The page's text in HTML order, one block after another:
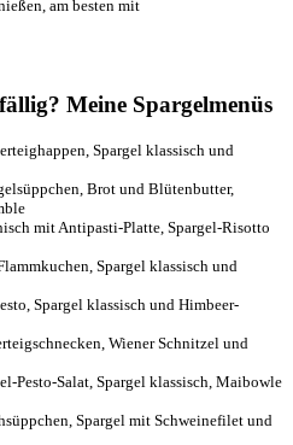
am besten mit
Meine Spargelmenüs
Spargel klassisch und
Brot und Blütenbutter,
mit Antipasti-Platte, Spargel-Risotto
Spargel klassisch und
Spargel klassisch und Himbeer-
Wiener Schnitzel und
Pesto-Salat, Spargel klassisch, Maibowle
Spargel mit Schweinefilet und